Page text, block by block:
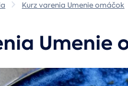
Kurz varenia Umenie omáčok
Umenie